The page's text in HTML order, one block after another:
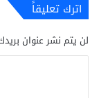
اترك تعليقاً
لن يتم نشر عنوان